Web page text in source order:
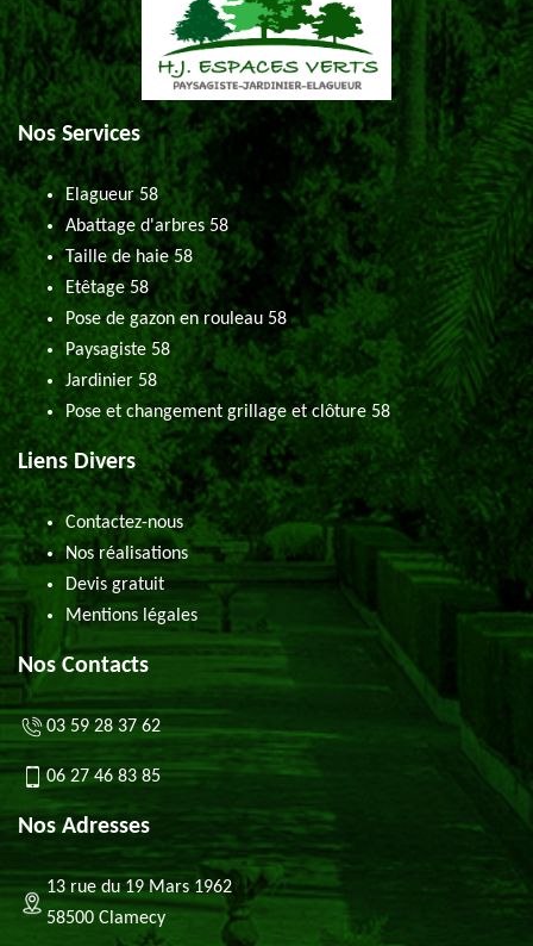
Nos Services
Elagueur 58
Abattage d'arbres 58
Taille de haie 58
Etêtage 58
Pose de gazon en rouleau 58
Paysagiste 58
Jardinier 58
Pose et changement grillage et clôture 58
Liens Divers
Contactez-nous
Nos réalisations
Devis gratuit
Mentions légales
Nos Contacts
03 59 28 37 62
06 27 46 83 85
Nos Adresses
13 rue du 19 Mars 1962
58500 Clamecy